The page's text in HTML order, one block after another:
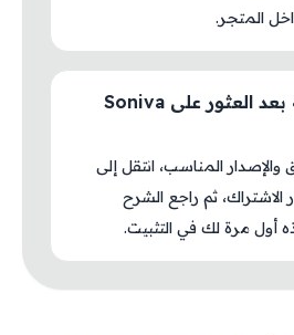
المتجر.
ما الخطوة التالية بعد العثور على Soniva
والإصدار المناسب، انتقل إلى
الاشتراك، ثم راجع الشرح
أول مرة لك في التثبيت.